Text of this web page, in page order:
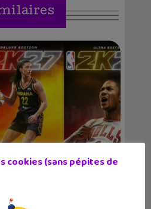
sur la jaquette
cookies (sans pépites de